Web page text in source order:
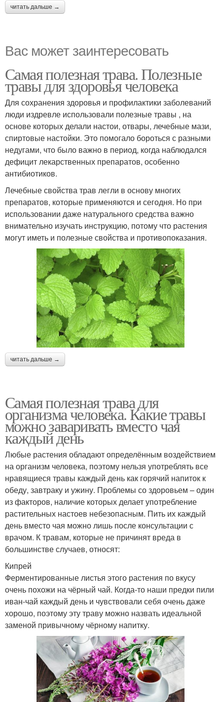
читать дальше →
Вас может заинтересовать
Самая полезная трава. Полезные
травы для здоровья человека
Для сохранения здоровья и профилактики заболеваний
люди издревле использовали полезные травы , на
основе которых делали настои, отвары, лечебные мази,
спиртовые настойки. Это помогало бороться с разными
недугами, что было важно в период, когда наблюдался
дефицит лекарственных препаратов, особенно
антибиотиков.
Лечебные свойства трав легли в основу многих
препаратов, которые применяются и сегодня. Но при
использовании даже натурального средства важно
внимательно изучать инструкцию, потому что растения
могут иметь и полезные свойства и противопоказания.
читать дальше →
Самая полезная трава для
организма человека. Какие травы
можно заваривать вместо чая
каждый день
Любые растения обладают определённым воздействием
на организм человека, поэтому нельзя употреблять все
нравящиеся травы каждый день как горячий напиток к
обеду, завтраку и ужину. Проблемы со здоровьем – один
из факторов, наличие которых делает употребление
растительных настоев небезопасным. Пить их каждый
день вместо чая можно лишь после консультации с
врачом. К травам, которые не причинят вреда в
большинстве случаев, относят:
Кипрей
Ферментированные листья этого растения по вкусу
очень похожи на чёрный чай. Когда-то наши предки пили
иван-чай каждый день и чувствовали себя очень даже
хорошо, поэтому эту траву можно назвать идеальной
заменой привычному чёрному напитку.